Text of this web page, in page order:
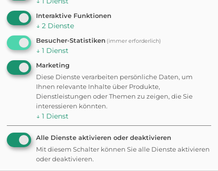
Fehler gefunden? Feedback senden
Weitere
Ausflugsziele in der
Nähe
ATTRAKTION
Tigerpark Dassow
Interaktive Funktionen
↓ 2 Dienste
Besucher-Statistiken (immer erforderlich)
↓ 1 Dienst
Marketing
Diese Dienste verarbeiten persönliche Daten, um
Ihnen relevante Inhalte über Produkte,
Dienstleistungen oder Themen zu zeigen, die Sie
interessieren könnten.
↓ 1 Dienst
Alle Dienste aktivieren oder deaktivieren
Mit diesem Schalter können Sie alle Dienste aktivieren
oder deaktivieren.